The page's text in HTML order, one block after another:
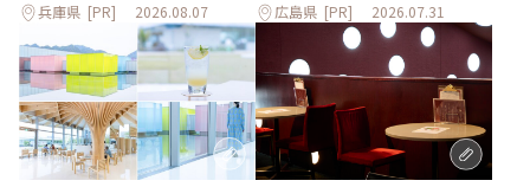
兵庫県 [PR] 2026.08.07 広島県 [PR] 2026.07.31